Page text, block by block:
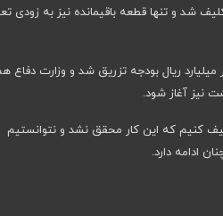
تکلیف شد و تنها قطعه باقیمانده نیز به زودی
به آزادراه شیراز – اقلید – یزد هم توسط دولت و از محل مولد سازی حدود ۱۰ هزار میلیارد ریال بودجه تزریق شد و وزارت
نیز آغاز شود.
کنیم که این کار محقق نشد و نتوانستیم